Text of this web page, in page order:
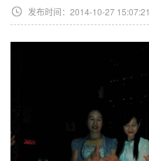
发布时间：2014-10-27 15:07:21